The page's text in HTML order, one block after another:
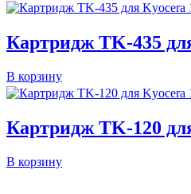
Картридж TK-435
В корзину
Картридж TK-120
В корзину